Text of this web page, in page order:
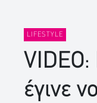
LIFESTYLE
VIDEO:
έγινε